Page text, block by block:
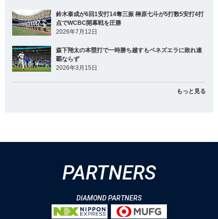
鈴木泰成が6回1安打14奪三振 榊原七斗が5打数5安打4打
点でWCBC開幕戦を圧勝
2026年7月12日
森下翔太の本塁打で一時勝ち越すもベネズエラに敗れ連
覇ならず
2026年3月15日
もっと見る
PARTNERS
DIAMOND PARTNERS